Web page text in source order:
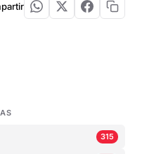
315